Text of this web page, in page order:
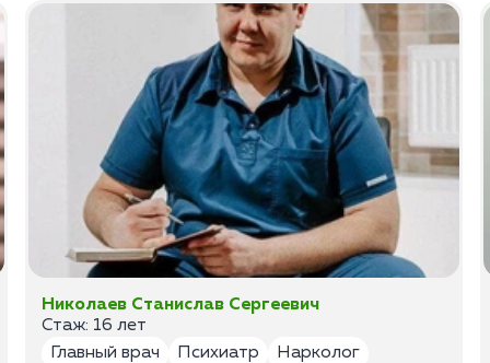
Николаев Станислав Сергеевич
Стаж: 16 лет
Главный врач
Психиатр Нарколог